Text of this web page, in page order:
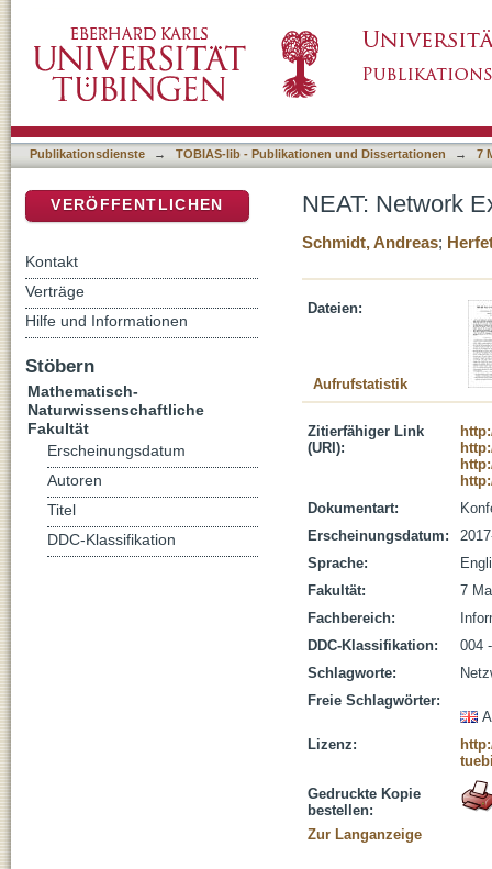
Publikationsdienste → TOBIAS-lib - Publikationen und Dissertationen → 7
NEAT: Network
Schmidt, Andreas;
Dateien:
Aufrufstatistik
Zitierfähiger Link
(URI):
Dokumentart:
Erscheinungsdatum:
Sprache:
Fakultät:
7
Fachbereich:
DDC-Klassifikation:
004
Schlagworte:
Freie Schlagwörter:
Lizenz:
Gedruckte Kopie
bestellen:
Zur Langanzeige
VERÖFFENTLICHEN
Kontakt
Verträge
Hilfe und Informationen
Stöbern
Mathematisch-
Naturwissenschaftliche
Fakultät
Erscheinungsdatum
Autoren
Titel
DDC-Klassifikation